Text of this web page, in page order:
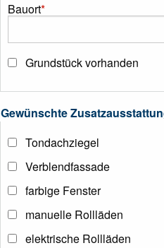
Bauort*
Grundstück vorhanden
Gewünschte
Tondachziegel
Verblendfassade
farbige Fenster
manuelle Rollläden
elektrische Rollläden